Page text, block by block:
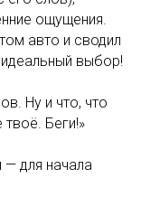
ощущения.
авто и сводил
выбор!
Ну и что, что
твоё. Беги!»
для начала